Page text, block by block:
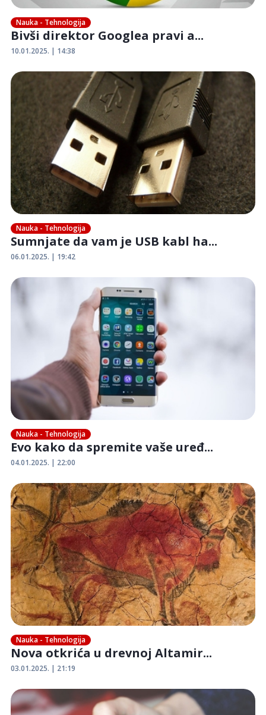
Nauka - Tehnologija
Bivši direktor Googlea pravi a...
10.01.2025. | 14:38
Nauka - Tehnologija
Sumnjate da vam je USB kabl ha...
06.01.2025. | 19:42
Nauka - Tehnologija
Evo kako da spremite vaše uređ...
04.01.2025. | 22:00
Nauka - Tehnologija
Nova otkrića u drevnoj Altamir...
03.01.2025. | 21:19